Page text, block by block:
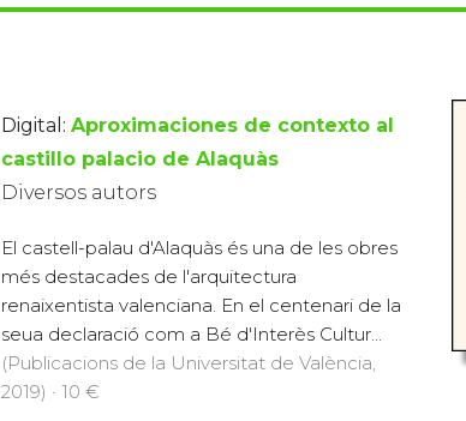
Digital: Aproximaciones de contexto al
castillo palacio de Alaquàs
Diversos autors
El castell-palau d'Alaquàs és una de les obres
més destacades de l'arquitectura
renaixentista valenciana. En el centenari de la
seua declaració com a Bé d'Interès Cultur...
(Publicacions de la Universitat de València,
2019) · 10 €